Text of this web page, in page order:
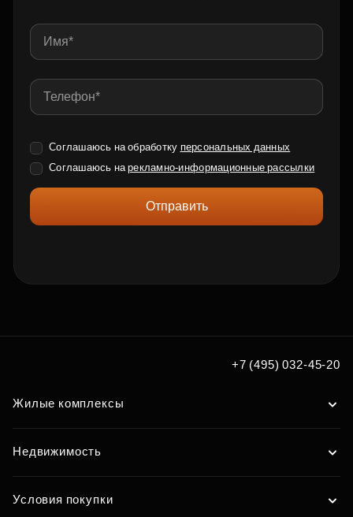
Соглашаюсь на обработку персональных данных
Соглашаюсь нарекламно-информационные рассылки
Отправить
+7 (495) 032-45-20
Жилые комплексы
Недвижимость
Условия покупки